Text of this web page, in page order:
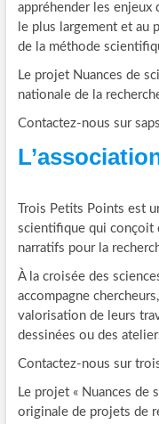
appréhender les enjeux
le plus largement et au
de la méthode
Le projet Nuances de
nationale de la
Contactez-nous sur
Trois Petits Points est
scientifique qui conçoit
narratifs pour la
À la croisée des
accompagne
valorisation de leurs
dessinées ou des
Contactez-nous sur
Le projet « Nuances de
originale de projets de